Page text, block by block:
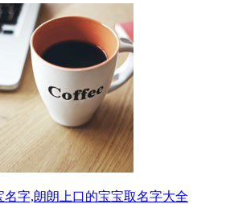
名字,朗朗上口的宝宝取名字大全